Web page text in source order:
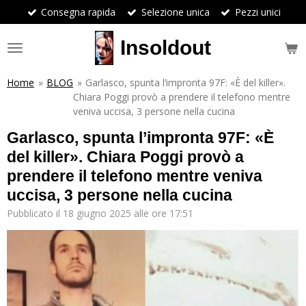
al
contenuto
principale
Insoldout
Consegna rapida Selezione unica Pezzi unici
Home » BLOG » Garlasco, spunta l’impronta 97F: «È del killer».
Chiara Poggi provò a prendere il telefono mentre
veniva uccisa, 3 persone nella cucina
Garlasco, spunta l’impronta 97F: «È
del killer». Chiara Poggi provò a
prendere il telefono mentre veniva
uccisa, 3 persone nella cucina
Pubblicato il 18 giugno 2025 alle ore 17:51